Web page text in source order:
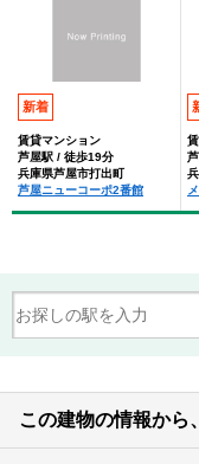
新着
賃貸マンション
芦屋駅 / 徒歩19分
兵庫県芦屋市打出町
芦屋ニューコーポ2番館
この建物の情報から